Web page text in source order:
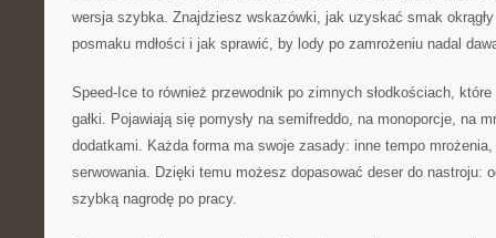
wersja szybka. Znajdziesz wskazówki, jak uzyskać smak
posmaku mdłości i jak sprawić, by lody po zamrożeniu nadal
Speed-Ice to również przewodnik po zimnych słodkościach,
gałki. Pojawiają się pomysły na semifreddo, na monoporcje, na
dodatkami. Każda forma ma swoje zasady: inne tempo
serwowania. Dzięki temu możesz dopasować deser do nastroju:
szybką nagrodę po pracy.